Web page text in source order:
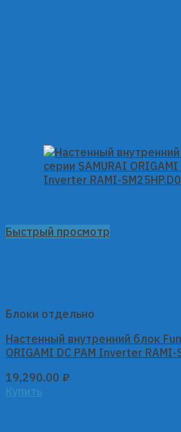
Быстрый просмотр
Блоки отдельно
Настенный внутренний блок
ORIGAMI DC PAM Inverter RAMI-
19,290.00 ₽
Купить